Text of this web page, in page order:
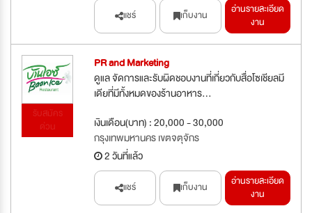
แชร์ เก็บงาน
อ่านรายละเอียด
งาน
รับสมัคร
ด่วน
PR and Marketing
ดูแล จัดการและรับผิดชอบงานที่เกี่ยวกับสื่อโซเชียลมี
เดียที่มีทั้งหมดของร้านอาหาร...
เงินเดือน(บาท) : 20,000 - 30,000
กรุงเทพมหานคร เขตจตุจักร
2 วันที่แล้ว
แชร์ เก็บงาน
อ่านรายละเอียด
งาน